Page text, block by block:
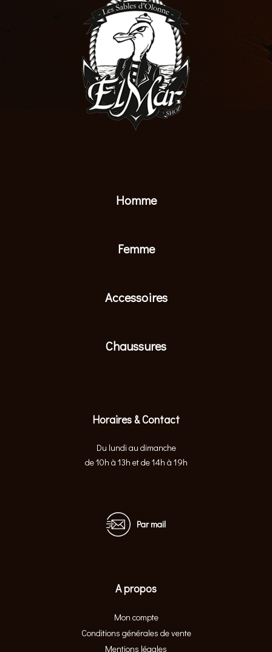
Homme
Femme
Accessoires
Chaussures
Horaires & Contact
Du lundi au dimanche
de 10h à 13h et de 14h à 19h
Par mail
A propos
Mon compte
Conditions générales de vente
Mentions légales